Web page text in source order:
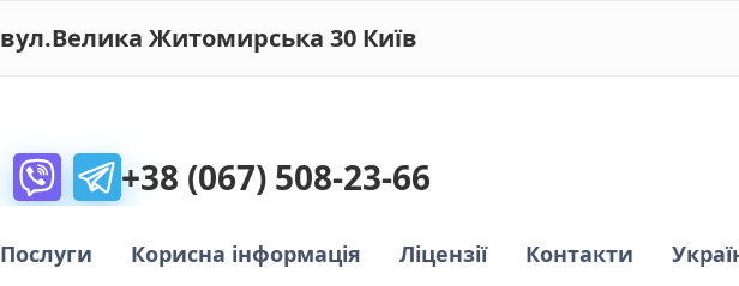
вул.Велика Житомирська 30 Київ
+38 (067) 508-23-66
Послуги Корисна інформація Ліцензії Контакти